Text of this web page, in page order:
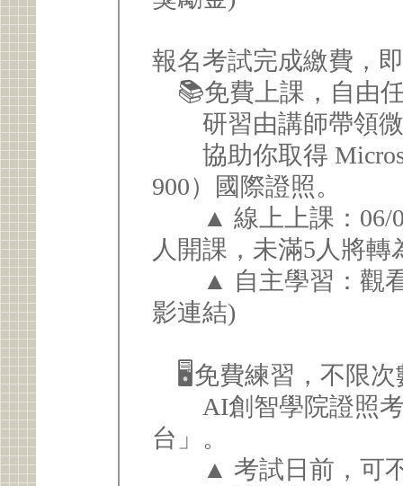
報名考試完成繳費，
📚免費上課，自由
研習由講師帶領微
協助你取得
900）國際證照。
▲ 線上上課：06/06
人開課，未滿5人將
▲ 自主學習：觀看
影連結)
🖥️免費練習，不限
AI創智學院證照考
台」。
▲ 考試日前，可不